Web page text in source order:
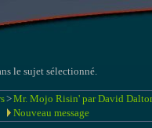
le sujet sélectionné.
>Mr. Mojo Risin' par David
Nouveau message